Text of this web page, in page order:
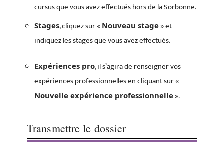
cursus que vous avez effectués hors de la Sorbonne.
Stages, cliquez sur « Nouveau stage » et
indiquez les stages que vous avez effectués.
Expériences pro, il s’agira de renseigner vos
expériences professionnelles en cliquant sur «
Nouvelle expérience professionnelle ».
Transmettre le dossier